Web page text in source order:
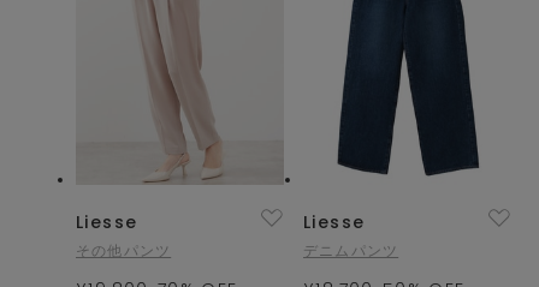
Liesse
その他パンツ
Liesse
デニムパンツ